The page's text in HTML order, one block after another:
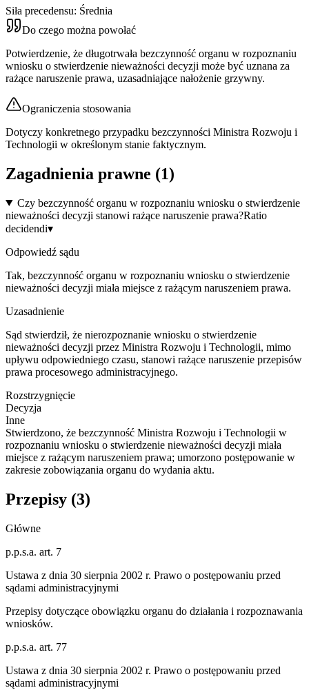
Siła precedensu: Średnia
Do czego można powołać
Potwierdzenie, że długotrwała bezczynność organu w rozpoznaniu
wniosku o stwierdzenie nieważności decyzji może być uznana za
rażące naruszenie prawa, uzasadniające nałożenie grzywny.
Ograniczenia stosowania
Dotyczy konkretnego przypadku bezczynności Ministra Rozwoju i
Technologii w określonym stanie faktycznym.
Zagadnienia prawne (1)
Czy bezczynność organu w rozpoznaniu wniosku o stwierdzenie
nieważności decyzji stanowi rażące naruszenie prawa?Ratio
decidendi▾
Odpowiedź sądu
Tak, bezczynność organu w rozpoznaniu wniosku o stwierdzenie
nieważności decyzji miała miejsce z rażącym naruszeniem prawa.
Uzasadnienie
Sąd stwierdził, że nierozpoznanie wniosku o stwierdzenie
nieważności decyzji przez Ministra Rozwoju i Technologii, mimo
upływu odpowiedniego czasu, stanowi rażące naruszenie przepisów
prawa procesowego administracyjnego.
Rozstrzygnięcie
Decyzja
Inne
Stwierdzono, że bezczynność Ministra Rozwoju i Technologii w
rozpoznaniu wniosku o stwierdzenie nieważności decyzji miała
miejsce z rażącym naruszeniem prawa; umorzono postępowanie w
zakresie zobowiązania organu do wydania aktu.
Przepisy (3)
Główne
p.p.s.a. art. 7
Ustawa z dnia 30 sierpnia 2002 r. Prawo o postępowaniu przed
sądami administracyjnymi
Przepisy dotyczące obowiązku organu do działania i rozpoznawania
wniosków.
p.p.s.a. art. 77
Ustawa z dnia 30 sierpnia 2002 r. Prawo o postępowaniu przed
sądami administracyjnymi